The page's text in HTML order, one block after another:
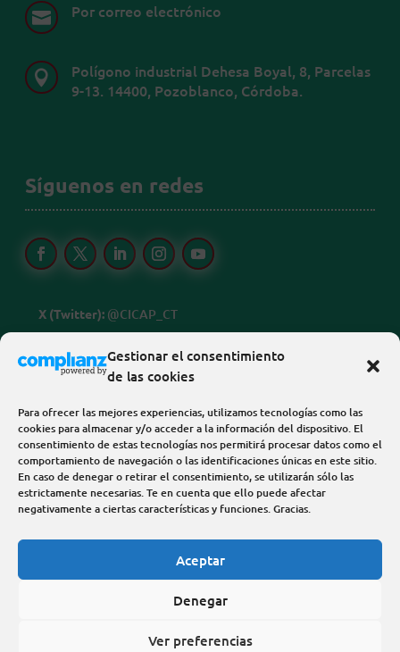
Gestionar el consentimiento
de las cookies
Para ofrecer las mejores experiencias, utilizamos tecnologías como las
cookies para almacenar y/o acceder a la información del dispositivo. El
consentimiento de estas tecnologías nos permitirá procesar datos como el
comportamiento de navegación o las identificaciones únicas en este sitio.
En caso de denegar o retirar el consentimiento, se utilizarán sólo las
estrictamente necesarias. Te en cuenta que ello puede afectar
negativamente a ciertas características y funciones. Gracias.
Aceptar
Denegar
Ver preferencias
 Por correo electrónico

Polígono industrial Dehesa Boyal, 8, Parcelas
9-13. 14400, Pozoblanco, Córdoba.
Síguenos en redes
X (Twitter): @CICAP_CT
FB, IG, Threads y Youtube:@cicapcentrotecnologico
Web verificada para la web agéntica
Trust-Readiness Rubric